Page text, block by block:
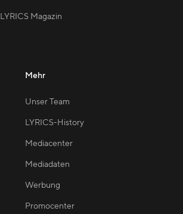
LYRICS Magazin
Mehr
Unser Team
LYRICS-History
Mediacenter
Mediadaten
Werbung
Promocenter